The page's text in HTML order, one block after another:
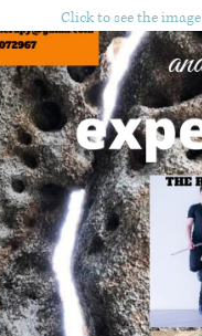
Click to see the image